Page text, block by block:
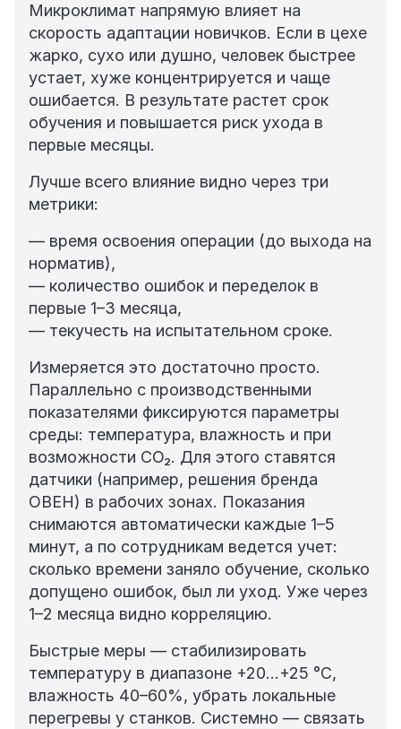
Микроклимат напрямую влияет на
скорость адаптации новичков. Если в цехе
жарко, сухо или душно, человек быстрее
устает, хуже концентрируется и чаще
ошибается. В результате растет срок
обучения и повышается риск ухода в
первые месяцы.
Лучше всего влияние видно через три
метрики:
— время освоения операции (до выхода на
норматив),
— количество ошибок и переделок в
первые 1–3 месяца,
— текучесть на испытательном сроке.
Измеряется это достаточно просто.
Параллельно с производственными
показателями фиксируются параметры
среды: температура, влажность и при
возможности CO₂. Для этого ставятся
датчики (например, решения бренда
ОВЕН) в рабочих зонах. Показания
снимаются автоматически каждые 1–5
минут, а по сотрудникам ведется учет:
сколько времени заняло обучение, сколько
допущено ошибок, был ли уход. Уже через
1–2 месяца видно корреляцию.
Быстрые меры — стабилизировать
температуру в диапазоне +20…+25 °C,
влажность 40–60%, убрать локальные
перегревы у станков. Системно — связать